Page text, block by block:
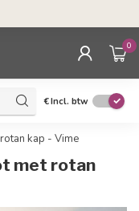
0
€Incl. btw
kap - Vime
met rotan